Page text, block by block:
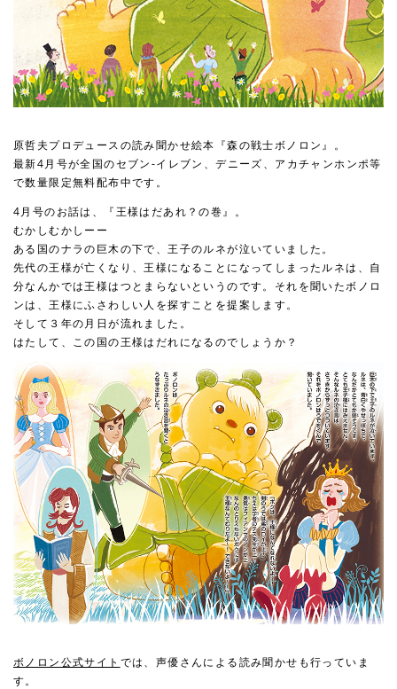
原哲夫プロデュースの読み聞かせ絵本『森の戦士ボノロン』。
最新4月号が全国のセブン-イレブン、デニーズ、アカチャンホンポ等
で数量限定無料配布中です。
4月号のお話は、『王様はだあれ？の巻』。
むかしむかしーー
ある国のナラの巨木の下で、王子のルネが泣いていました。
先代の王様が亡くなり、王様になることになってしまったルネは、自
分なんかでは王様はつとまらないというのです。それを聞いたボノロ
ンは、王様にふさわしい人を探すことを提案します。
そして３年の月日が流れました。
はたして、この国の王様はだれになるのでしょうか？
ボノロン公式サイト では、声優さんによる読み聞かせも行っていま
す。